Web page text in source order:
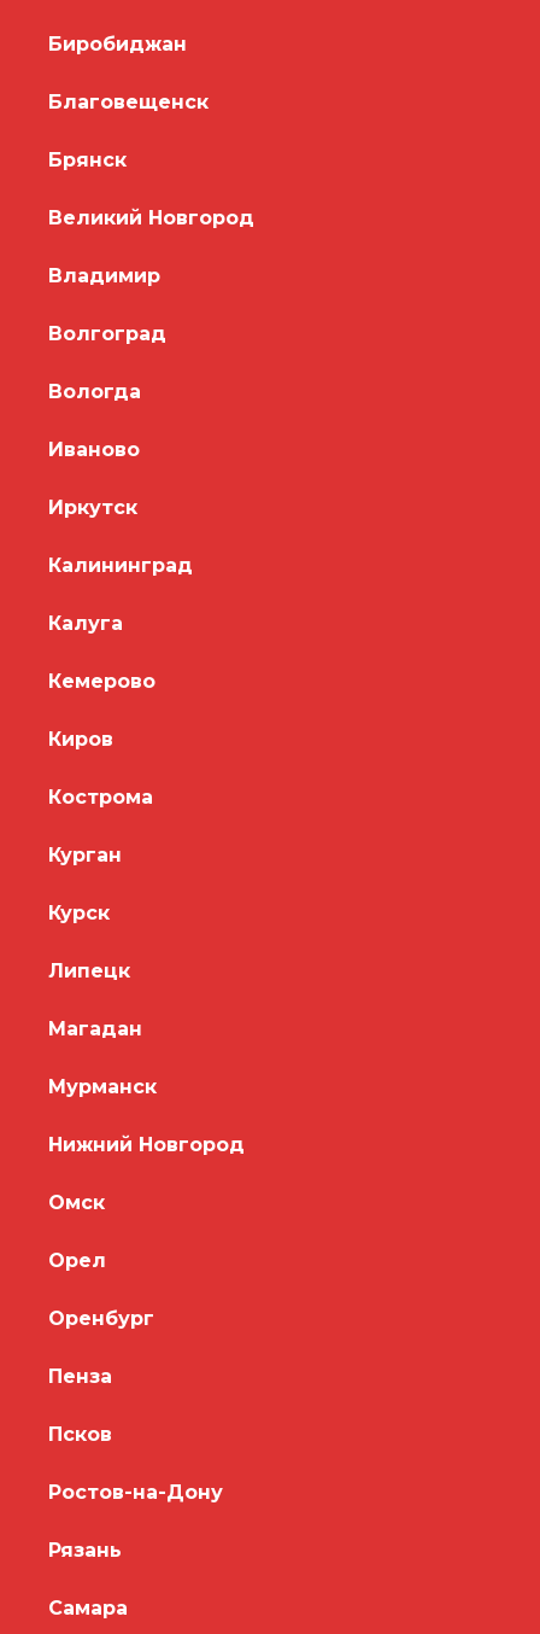
Биробиджан
Благовещенск
Брянск
Великий Новгород
Владимир
Волгоград
Вологда
Иваново
Иркутск
Калининград
Калуга
Кемерово
Киров
Кострома
Курган
Курск
Липецк
Магадан
Мурманск
Нижний Новгород
Омск
Орел
Оренбург
Пенза
Псков
Ростов-на-Дону
Рязань
Самара